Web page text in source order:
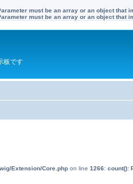
must be an array or an object that
must be an array or an object that
板です
Extension/Core.php on line 1266: count():